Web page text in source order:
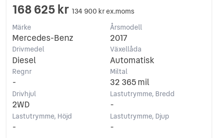
168 625 kr 134 900 kr ex.moms
Märke
Mercedes-Benz
Årsmodell
2017
Drivmedel
Diesel
Växellåda
Automatisk
Regnr
-
Miltal
32 365 mil
Drivhjul
2WD
Lastutrymme, Bredd
-
Lastutrymme, Höjd
-
Lastutrymme, Djup
-